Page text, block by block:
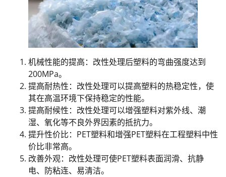
机械性能的提高：改性处理后塑料的弯曲强度达到
200MPa。
提高耐热性：改性处理可以提高塑料的热稳定性，使
其在高温环境下保持稳定的性能。
提高耐候性：改性处理可以增强塑料对紫外线、潮
湿、氧化等不良外界因素的抵抗力。
提升性价比：PET塑料和增强PET塑料在工程塑料中性
价比非常高。
改善外观：改性处理可使PET塑料表面润滑、抗静
电、防粘连、易清洁。